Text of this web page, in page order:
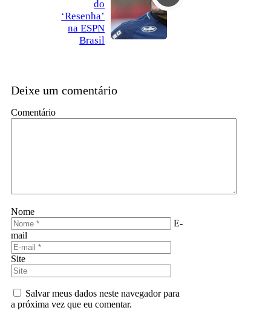
do
‘Resenha’
na ESPN
Brasil
Deixe um comentário
Comentário
Nome
E-
mail
Site
Salvar meus dados neste navegador para
a próxima vez que eu comentar.